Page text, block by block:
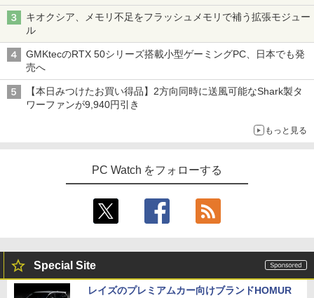
キオクシア、メモリ不足をフラッシュメモリで補う拡張モジュー
ル
GMKtecのRTX 50シリーズ搭載小型ゲーミングPC、日本でも発
売へ
【本日みつけたお買い得品】2方向同時に送風可能なShark製タ
ワーファンが9,940円引き
もっと見る
PC Watch をフォローする
Special Site
レイズのプレミアムカー向けブランドHOMUR